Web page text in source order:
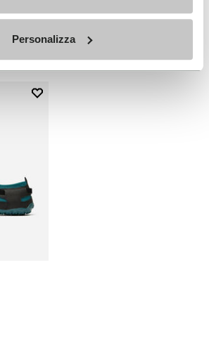
Personalizza
+ 2 Farben
CHF 169.00
Add to wishlist